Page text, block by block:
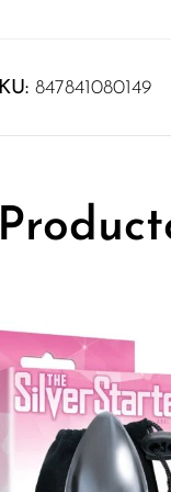
847841080149